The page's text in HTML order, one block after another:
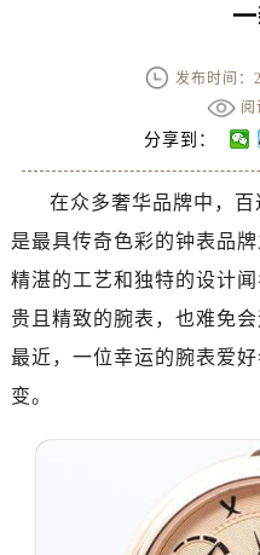
一
发布时间：
阅
分享到：
在众多奢华品牌中，
是最具传奇色彩的钟表品
精湛的工艺和独特的设计
贵且精致的腕表，也难免
最近，一位幸运的腕表爱
变。